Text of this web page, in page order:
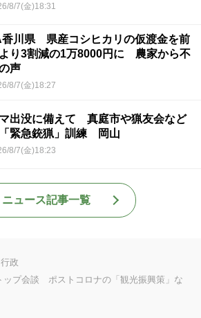
8/7(金)18:31
川県 県産コシヒカリの仮渡金を前
り3割減の1万8000円に 農家から不
声
8/7(金)18:27
出没に備えて 真庭市や猟友会など
緊急銃猟」訓練 岡山
8/7(金)18:23
ニュース記事一覧
行政
プ会談 ポストコロナの「観光振興策」な